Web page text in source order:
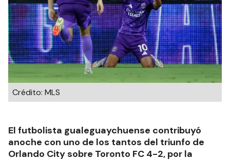
Crédito: MLS
El futbolista gualeguaychuense contribuyó
anoche con uno de los tantos del triunfo de
Orlando City sobre Toronto FC 4-2, por la